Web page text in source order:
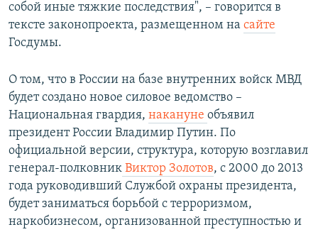
собой иные тяжкие последствия", – говорится в
тексте законопроекта, размещенном на сайте
Госдумы.
О том, что в России на базе внутренних войск МВД
будет создано новое силовое ведомство –
Национальная гвардия, накануне объявил
президент России Владимир Путин. По
официальной версии, структура, которую возглавил
генерал-полковник Виктор Золотов, с 2000 до 2013
года руководивший Службой охраны президента,
будет заниматься борьбой с терроризмом,
наркобизнесом, организованной преступностью и